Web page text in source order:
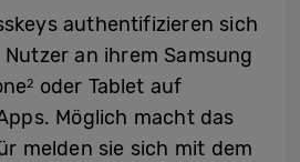
authentifizieren sich
an ihrem Samsung
2 oder Tablet auf
Möglich macht das
melden sie sich mit dem